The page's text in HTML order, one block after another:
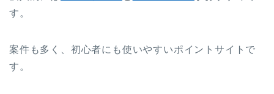
す。
案件も多く、初心者にも使いやすいポイントサイトで
す。